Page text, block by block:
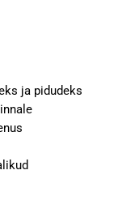
ja pidudeks